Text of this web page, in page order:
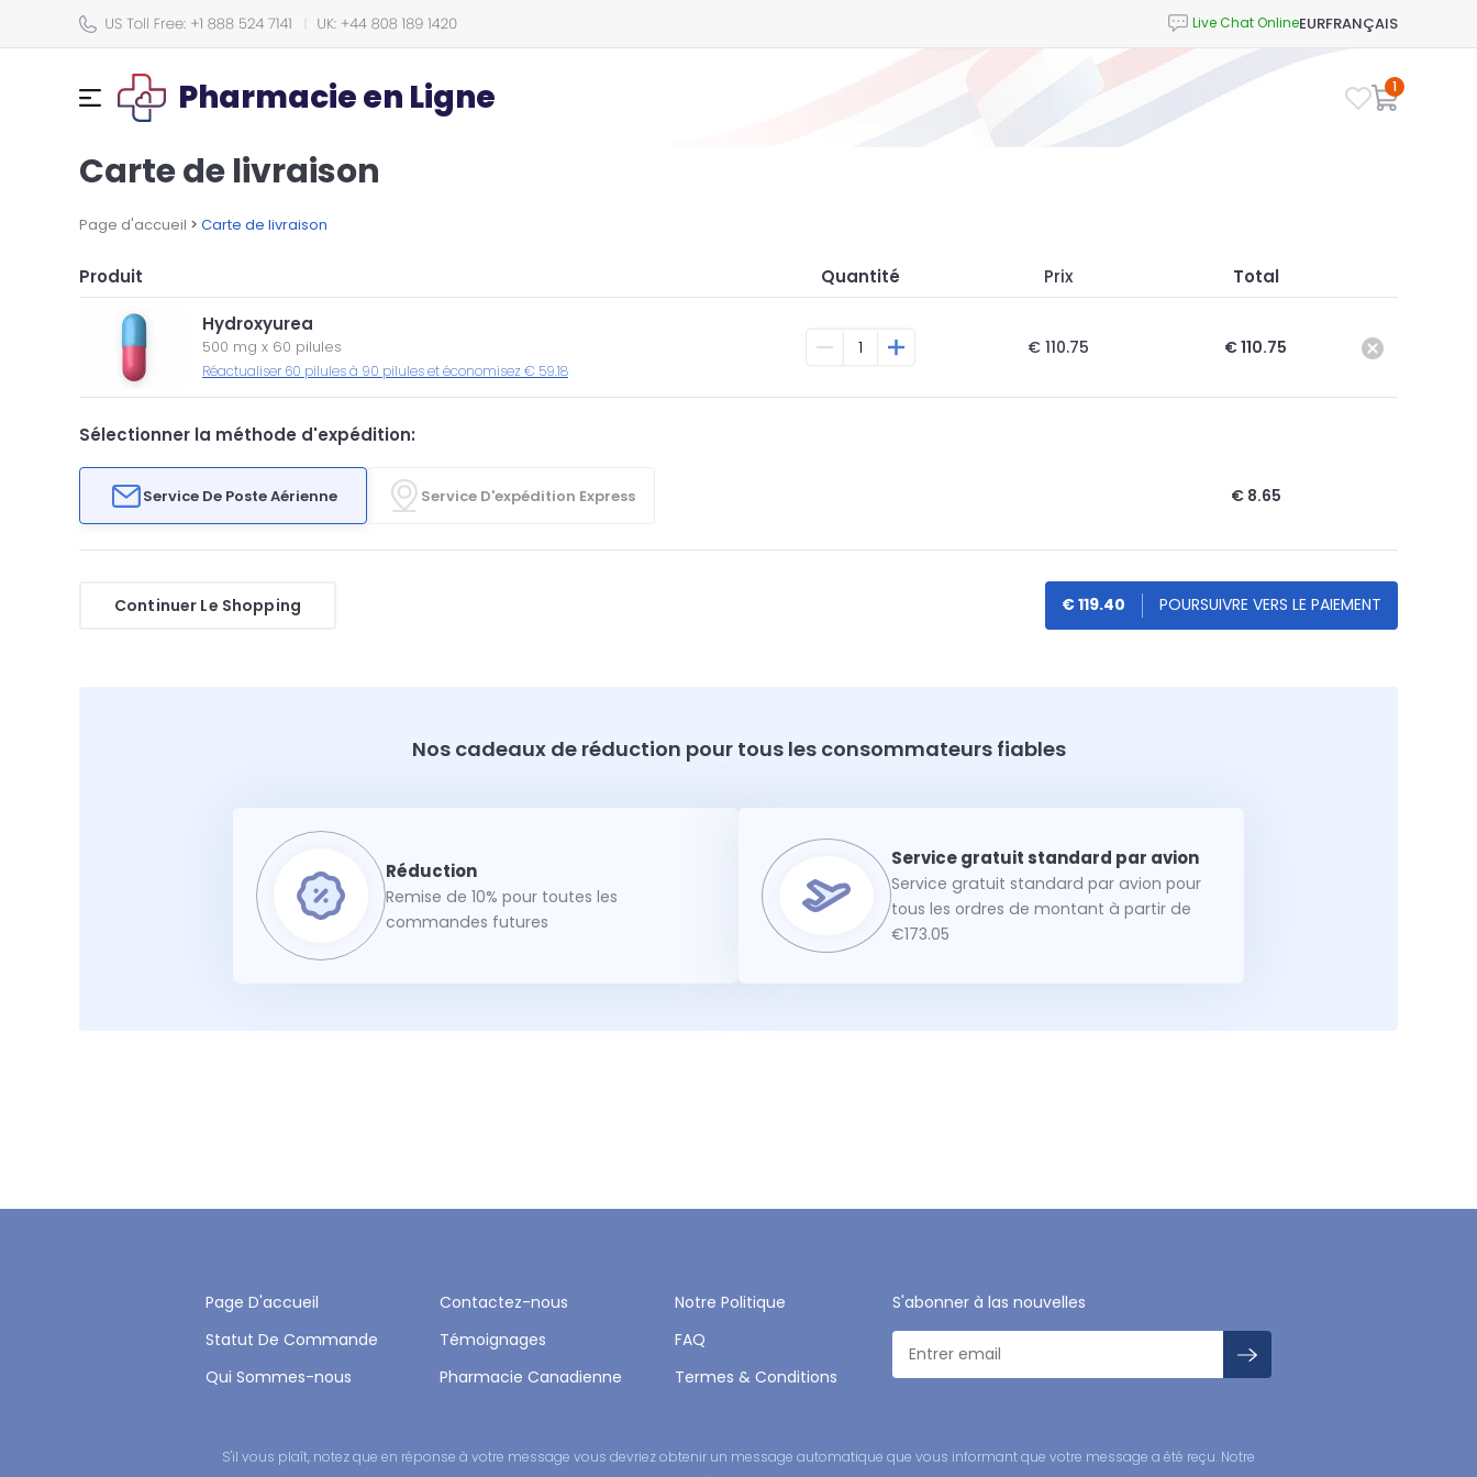
EURFRANÇAIS
Pharmacie en Ligne 1
Carte de livraison
Page d'accueil > Carte de livraison
Produit Quantité Prix Total
Hydroxyurea
500 mg x 60 pilules
Réactualiser 60 pilules à 90 pilules et économisez € 59.18
€ 110.75 € 110.75
Sélectionner la méthode d'expédition:
Service De Poste Aérienne Service D'expédition Express € 8.65
Continuer Le Shopping € 119.40
Nos cadeaux de réduction pour tous les consommateurs fiables
Remise de 10% pour toutes les
commandes futures
Service gratuit standard par avion pour
tous les ordres de montant à partir de
€173.05
Page D'accueil Contactez-nous
Notre Politique
Statut De Commande
Témoignages
FAQ
Qui Sommes-nous
Pharmacie Canadienne Termes & Conditions
S'abonner à las nouvelles
S'il vous plaît, notez que en réponse à votre message vous devriez obtenir un message automatique que vous informant que votre message a été reçu. Notre